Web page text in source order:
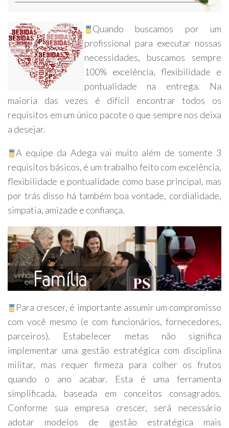
Quando buscamos por um
profissional para executar nossas
necessidades, buscamos sempre
100% excelência, flexibilidade e
pontualidade na entrega. Na
maioria das vezes é difícil encontrar todos os
requisitos em um único pacote o que sempre nos deixa
a desejar.
A equipe da Adega vai muito além de somente 3
requisitos básicos, é um trabalho feito com excelência,
flexibilidade e pontualidade como base principal, mas
por trás disso há também boa vontade, cordialidade,
simpatia, amizade e confiança.
Para crescer, é importante assumir um compromisso
com você mesmo (e com funcionários, fornecedores,
parceiros). Estabelecer metas não significa
implementar uma gestão estratégica com disciplina
militar, mas requer firmeza para colher os frutos
quando o ano acabar. Esta é uma ferramenta
simplificada, baseada em conceitos consagrados.
Conforme sua empresa crescer, será necessário
adotar modelos de gestão estratégica mais